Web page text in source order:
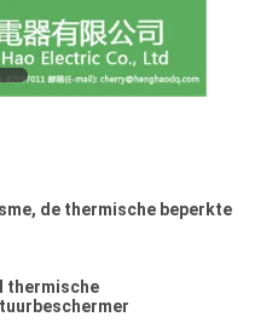
de thermische beperkte
thermische